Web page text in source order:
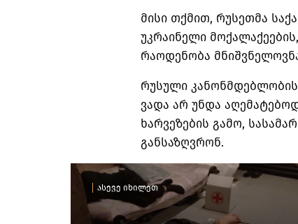
მისი თქმით, რუსეთმა
უკრაინელი
რაოდენობა
რუსული
ვადა არ უნდა
ხარვეზების გამო,
განსაზღვრონ.
ასევე იხილეთ